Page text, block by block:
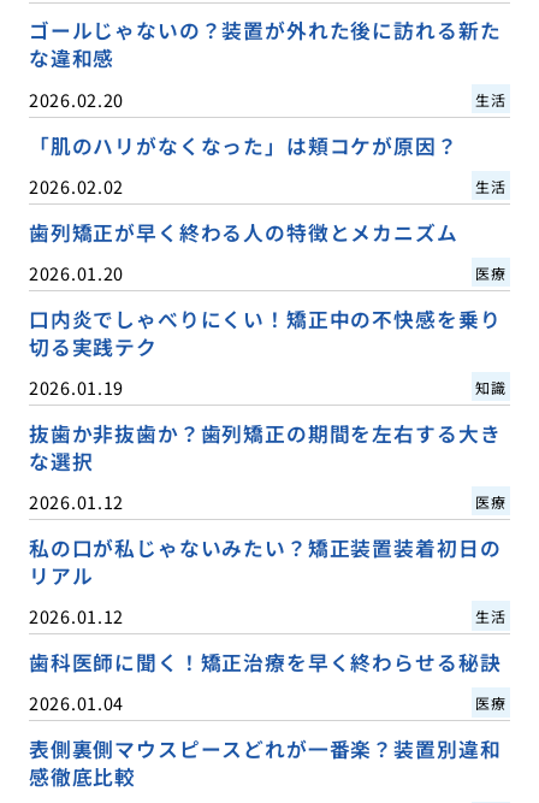
ゴールじゃないの？装置が外れた後に訪れる新た
な違和感
2026.02.20 生活
「肌のハリがなくなった」は頬コケが原因？
2026.02.02 生活
歯列矯正が早く終わる人の特徴とメカニズム
2026.01.20 医療
口内炎でしゃべりにくい！矯正中の不快感を乗り
切る実践テク
2026.01.19 知識
抜歯か非抜歯か？歯列矯正の期間を左右する大き
な選択
2026.01.12 医療
私の口が私じゃないみたい？矯正装置装着初日の
リアル
2026.01.12 生活
歯科医師に聞く！矯正治療を早く終わらせる秘訣
2026.01.04 医療
表側裏側マウスピースどれが一番楽？装置別違和
感徹底比較